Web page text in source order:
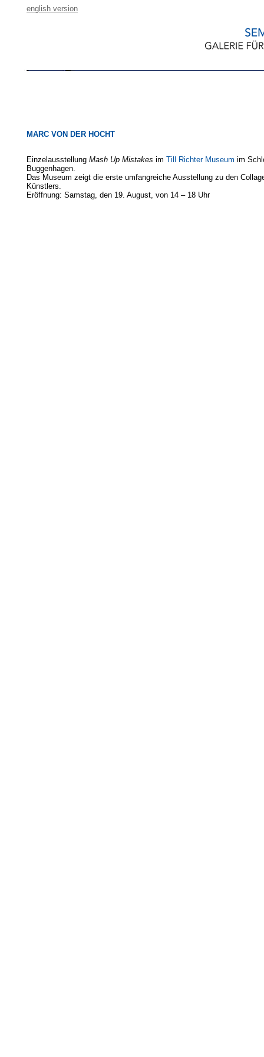
english version
MARC VON DER HOCHT
Einzelausstellung Mash Up Mistakes im Till Richter Museum im
Buggenhagen.
Das Museum zeigt die erste umfangreiche Ausstellung zu den
Künstlers.
Eröffnung: Samstag, den 19. August, von 14 – 18 Uhr